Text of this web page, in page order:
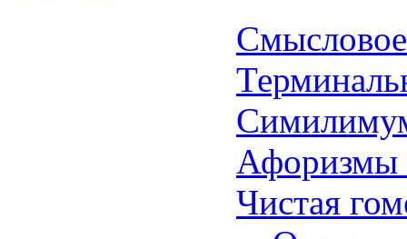
Симилимум
Афоризмы
Чистая